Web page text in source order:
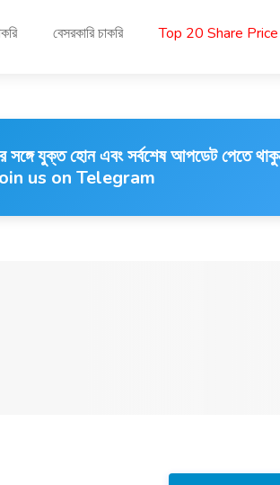
বেসরকারি চাকরি Top 20 Share
সঙ্গে যুক্ত হোন এবং সর্বশেষ আপডেট পেতে
us on Telegram